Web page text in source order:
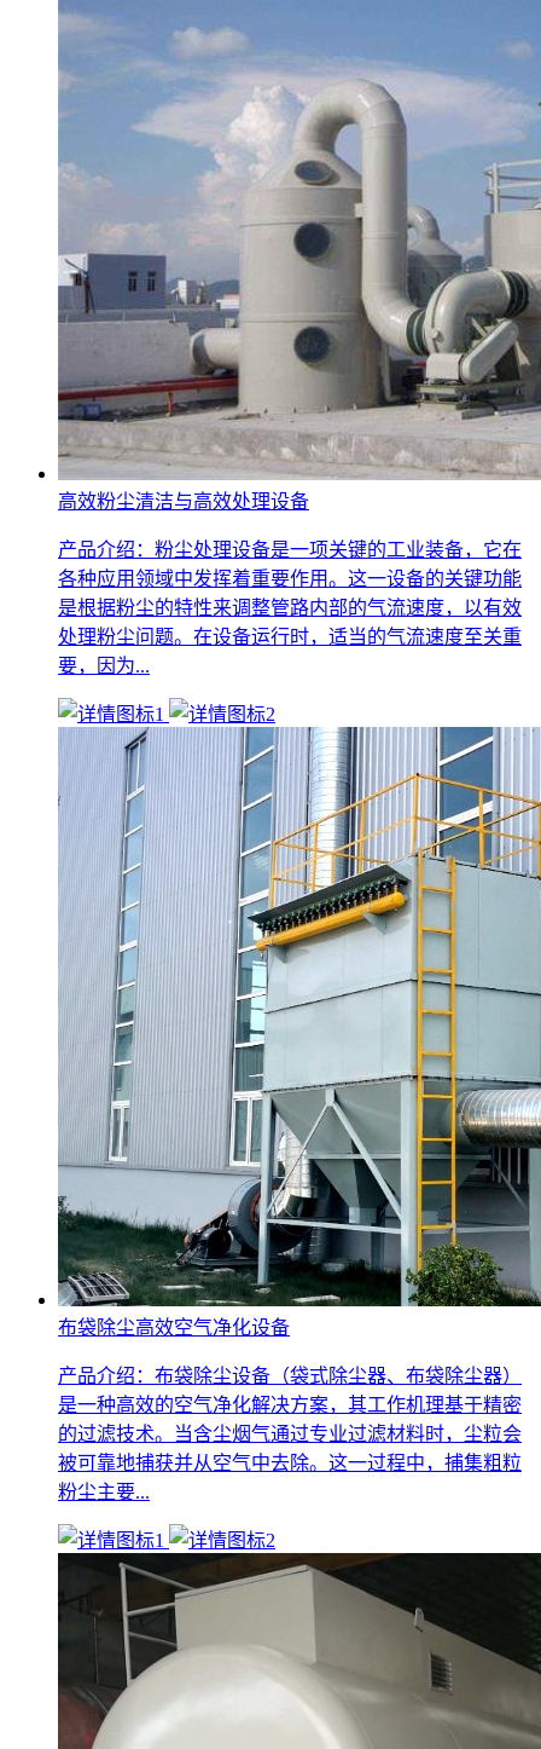
高效粉尘清洁与高效处理设备
产品介绍：粉尘处理设备是一项关键的工业装备，它在
各种应用领域中发挥着重要作用。这一设备的关键功能
是根据粉尘的特性来调整管路内部的气流速度，以有效
处理粉尘问题。在设备运行时，适当的气流速度至关重
要，因为...
布袋除尘高效空气净化设备
产品介绍：布袋除尘设备（袋式除尘器、布袋除尘器）
是一种高效的空气净化解决方案，其工作机理基于精密
的过滤技术。当含尘烟气通过专业过滤材料时，尘粒会
被可靠地捕获并从空气中去除。这一过程中，捕集粗粒
粉尘主要...